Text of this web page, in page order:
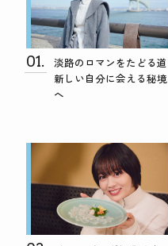
01.
淡路のロマンをたどる道
新しい自分に会える秘境
へ